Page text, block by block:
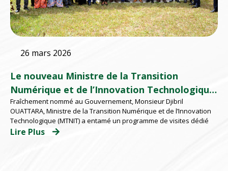
26 mars 2026
Le nouveau Ministre de la Transition
Numérique et de l’Innovation Technologique
à l’EMSP
Fraîchement nommé au Gouvernement, Monsieur Djibril
OUATTARA, Ministre de la Transition Numérique et de l’Innovation
Technologique (MTNIT) a entamé un programme de visites dédié
Lire Plus